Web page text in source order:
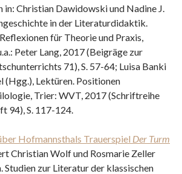
in: Christian Dawidowski und Nadine J.
in der Literaturdidaktik.
für Theorie und Praxis,
Peter Lang, 2017 (Beigräge zur
71), S. 57-64; Luisa Banki
(Hgg.), Lektüren. Positionen
Trier: WVT, 2017 (Schriftreihe
94), S. 117-124.
Hofmannsthals Trauerspiel Der Turm
Christian Wolf und Rosmarie Zeller
Studien zur Literatur der klassischen